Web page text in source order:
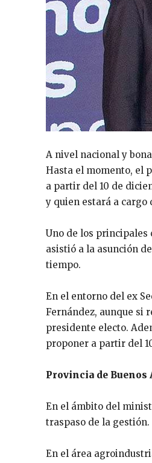
A nivel nacional y
Hasta el momento, el
a partir del 10 de
y quien estará a cargo
Uno de los principales
asistió a la asunción
tiempo.
En el entorno del ex
Fernández, aunque si
presidente electo.
proponer a partir del
Provincia de Buenos
En el ámbito del
traspaso de la gestión.
En el área